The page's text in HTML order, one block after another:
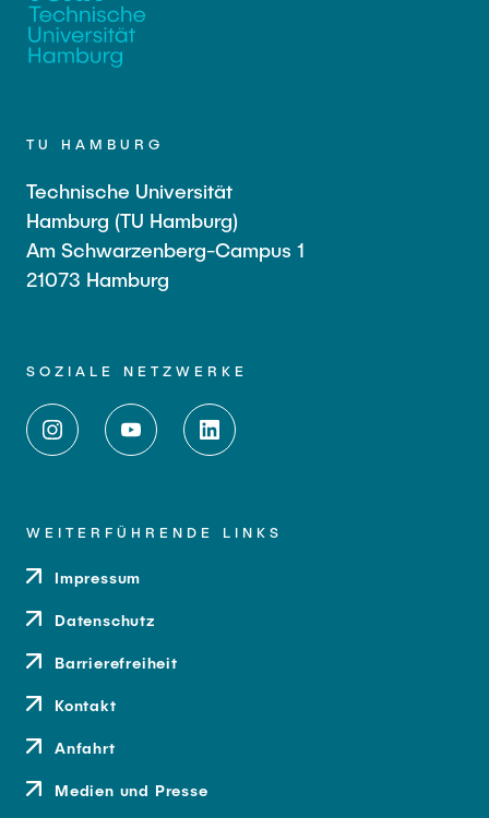
TU HAMBURG
Technische Universität
Hamburg (TU Hamburg)
Am Schwarzenberg-Campus 1
21073 Hamburg
SOZIALE NETZWERKE
WEITERFÜHRENDE LINKS
Impressum
Datenschutz
Barrierefreiheit
Kontakt
Anfahrt
Medien und Presse